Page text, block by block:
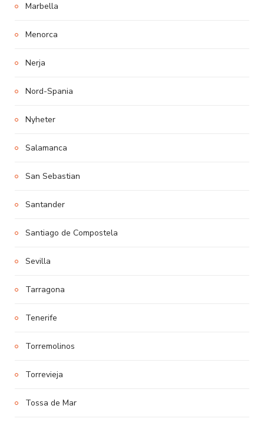
Marbella
Menorca
Nerja
Nord-Spania
Nyheter
Salamanca
San Sebastian
Santander
Santiago de Compostela
Sevilla
Tarragona
Tenerife
Torremolinos
Torrevieja
Tossa de Mar